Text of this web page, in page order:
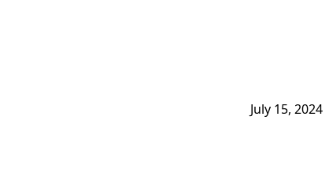
July 15, 2024